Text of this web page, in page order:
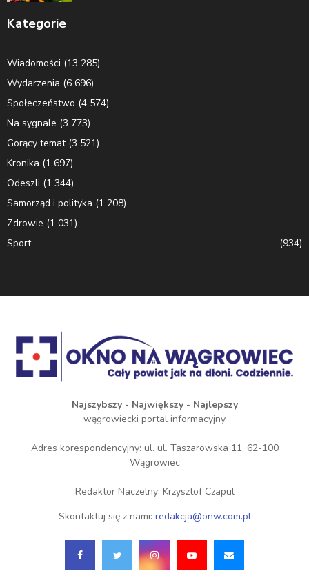
Kategorie
Wiadomości (13 285)
Wydarzenia (6 696)
Społeczeństwo (4 574)
Na sygnale (3 773)
Gorący temat(3 521)
Kronika (1 697)
Odeszli (1 344)
Samorząd i polityka (1 208)
Zdrowie (1 031)
Sport
(934)
Najszybszy - Największy - Najlepszy
wągrowiecki portal informacyjny
Adres korespondencyjny: ul. ul. Taszarowska 11, 62-100
Wągrowiec
Redaktor Naczelny: Krzysztof Czapul
Skontaktuj się z nami: redakcja@onw.com.pl